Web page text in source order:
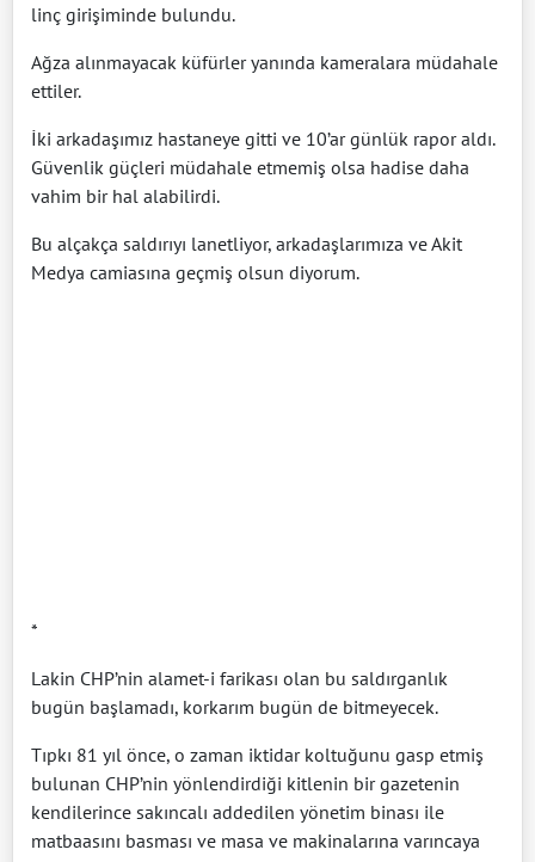
linç girişiminde bulundu.
Ağza alınmayacak küfürler yanında kameralara müdahale
ettiler.
İki arkadaşımız hastaneye gitti ve 10’ar günlük rapor aldı.
Güvenlik güçleri müdahale etmemiş olsa hadise daha
vahim bir hal alabilirdi.
Bu alçakça saldırıyı lanetliyor, arkadaşlarımıza ve Akit
Medya camiasına geçmiş olsun diyorum.
*
Lakin CHP’nin alamet-i farikası olan bu saldırganlık
bugün başlamadı, korkarım bugün de bitmeyecek.
Tıpkı 81 yıl önce, o zaman iktidar koltuğunu gasp etmiş
bulunan CHP’nin yönlendirdiği kitlenin bir gazetenin
kendilerince sakıncalı addedilen yönetim binası ile
matbaasını basması ve masa ve makinalarına varıncaya